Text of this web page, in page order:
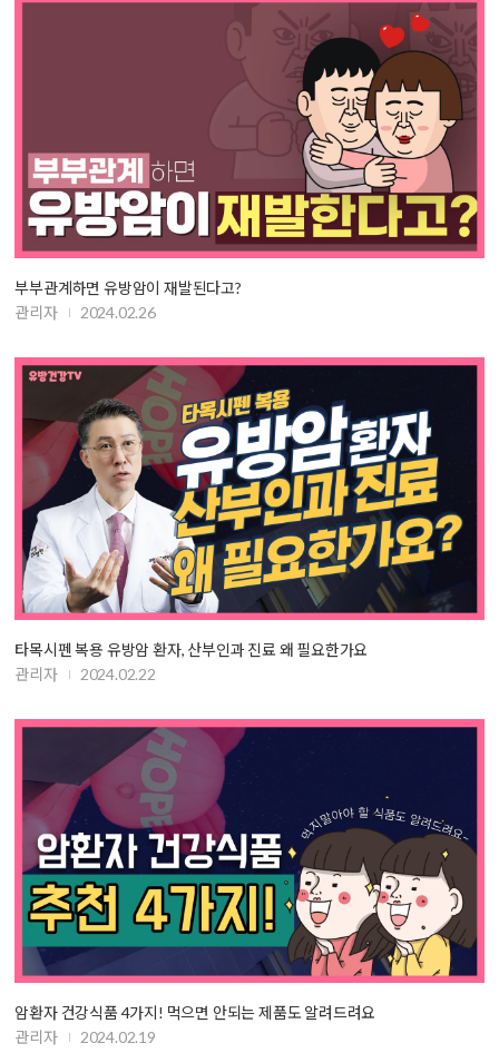
부부관계하면 유방암이 재발된다고?
관리자
2024.02.26
타목시펜 복용 유방암 환자, 산부인과 진료 왜 필요한가요
관리자
2024.02.22
암환자 건강식품 4가지! 먹으면 안되는 제품도 알려드려요
관리자
2024.02.19